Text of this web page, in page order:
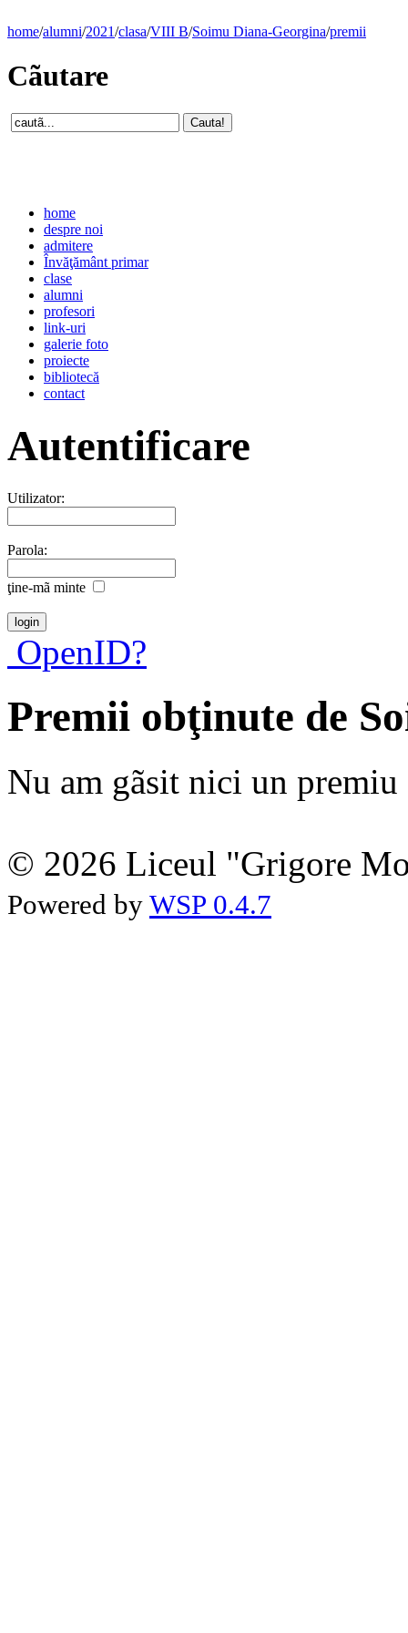
home/alumni/2021/clasa/VIII B/Soimu Diana-Georgina/premii
Cãutare
home
despre noi
admitere
Învăţământ primar
clase
alumni
profesori
link-uri
galerie foto
proiecte
bibliotecă
contact
Autentificare
Utilizator:
Parola:
ţine-mã minte
OpenID?
Premii obţinute de
Nu am gãsit nici un premiu
© 2026 Liceul "Grigore
Powered by WSP 0.4.7